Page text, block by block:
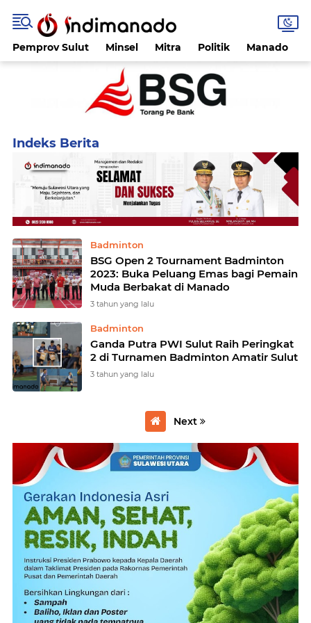
Pemprov Sulut Minsel Mitra Politik Manado
Badminton
BSG Open 2 Tournament Badminton
2023: Buka Peluang Emas bagi Pemain
Muda Berbakat di Manado
3 tahun yang lalu
Badminton
Ganda Putra PWI Sulut Raih Peringkat
2 di Turnamen Badminton Amatir Sulut
3 tahun yang lalu
Next